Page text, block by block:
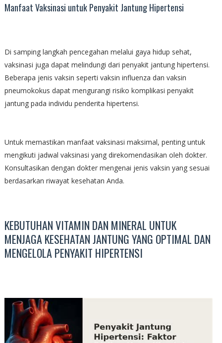
Manfaat Vaksinasi untuk Penyakit Jantung Hipertensi
Di samping langkah pencegahan melalui gaya hidup sehat,
vaksinasi juga dapat melindungi dari penyakit jantung hipertensi.
Beberapa jenis vaksin seperti vaksin influenza dan vaksin
pneumokokus dapat mengurangi risiko komplikasi penyakit
jantung pada individu penderita hipertensi.
Untuk memastikan manfaat vaksinasi maksimal, penting untuk
mengikuti jadwal vaksinasi yang direkomendasikan oleh dokter.
Konsultasikan dengan dokter mengenai jenis vaksin yang sesuai
berdasarkan riwayat kesehatan Anda.
KEBUTUHAN VITAMIN DAN MINERAL UNTUK
MENJAGA KESEHATAN JANTUNG YANG OPTIMAL DAN
MENGELOLA PENYAKIT HIPERTENSI